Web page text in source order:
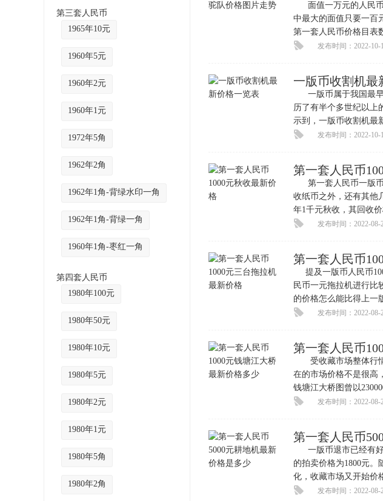
第三套人民币
1965年10元
1960年5元
1960年2元
1960年1元
1972年5角
1962年2角
1962年1角-背绿水印一角
1962年1角-背绿一角
1960年1角-枣红一角
第四套人民币
1980年100元
1980年50元
1980年10元
1980年5元
1980年2元
1980年1元
1980年5角
1980年2角
面值一万元的人民币
中最大的面值只要一百
第一套人民币价格目表
发布时间：2022-10-
一版币收割机最
一版币属于我国最早
历了有半个多世纪以上
示到，一版币收割机最
发布时间：2022-10-
第一套人民币
第一套人民币一版币
收纸币之外，还有其他
年1千元秋收，其回收
发布时间：2022-08-
第一套人民币
提及一版币人民币
民币一元拖拉机进行比
的价格怎么能比得上一
发布时间：2022-08-
第一套人民币
受收藏市场整体行情
在的市场价格不是很高
钱塘江大桥图曾以
倍，收藏发布时间：2022-08-
第一套人民币
一版币退市已经有好
的拍卖价格为1800元
化，收藏市场又开始价
发布时间：2022-08-